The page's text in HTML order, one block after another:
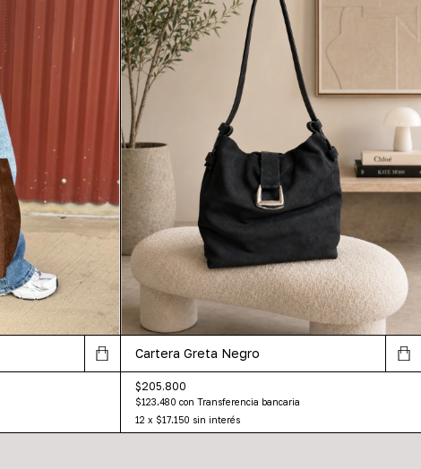
Cartera Greta Negro
$205.800
$123.480 con Transferencia bancaria
12 x $17.150 sin interés